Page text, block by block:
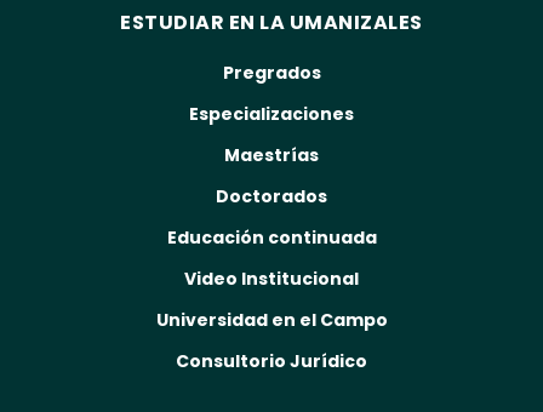
ESTUDIAR EN LA UMANIZALES
Pregrados
Especializaciones
Maestrías
Doctorados
Educación continuada
Video Institucional
Universidad en el Campo
Consultorio Jurídico